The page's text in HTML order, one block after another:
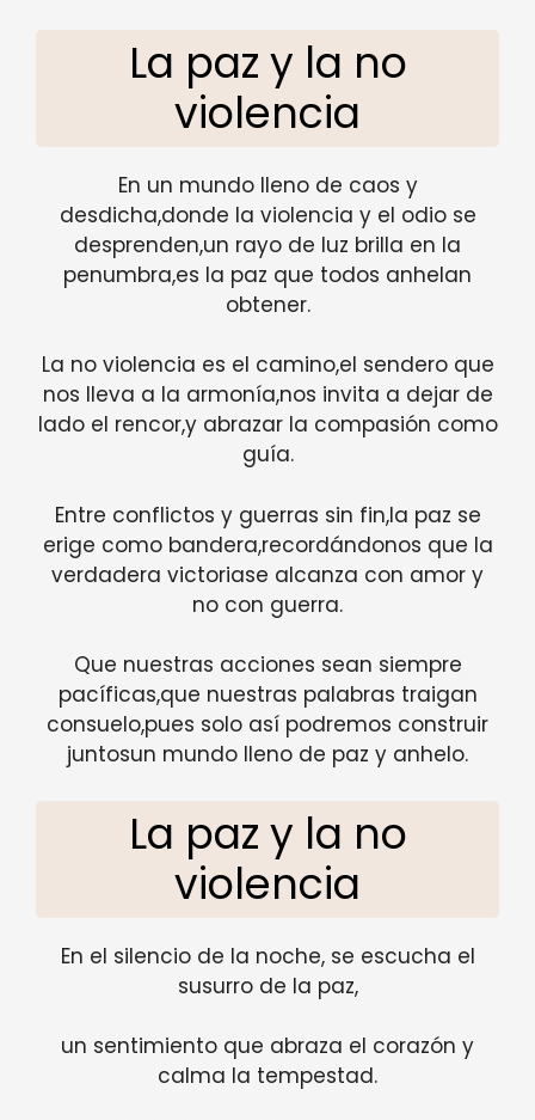
La paz y la no
violencia
En un mundo lleno de caos y
desdicha,donde la violencia y el odio se
desprenden,un rayo de luz brilla en la
penumbra,es la paz que todos anhelan
obtener.
La no violencia es el camino,el sendero que
nos lleva a la armonía,nos invita a dejar de
lado el rencor,y abrazar la compasión como
guía.
Entre conflictos y guerras sin fin,la paz se
erige como bandera,recordándonos que la
verdadera victoriase alcanza con amor y
no con guerra.
Que nuestras acciones sean siempre
pacíficas,que nuestras palabras traigan
consuelo,pues solo así podremos construir
juntosun mundo lleno de paz y anhelo.
La paz y la no
violencia
En el silencio de la noche, se escucha el
susurro de la paz,
un sentimiento que abraza el corazón y
calma la tempestad.